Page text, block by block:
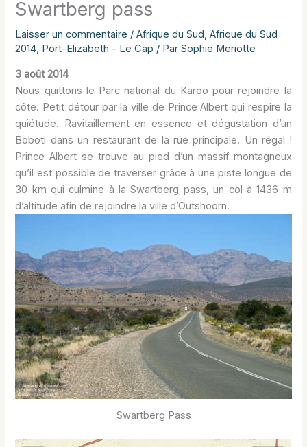
Swartberg pass
Laisser un commentaire /Afrique du Sud,Afrique du Sud
2014, Port-Elizabeth - Le Cap / ParSophie Meriotte
3 août 2014
Nous quittons le Parc national du Karoo pour rejoindre la
côte. Petit détour par la ville de Prince Albert qui respire la
quiétude. Ravitaillement en essence et dégustation d’un
Boboti dans un restaurant de la rue principale. Un régal !
Prince Albert se trouve au pied d’un massif montagneux
qu’il est possible de traverser grâce à une piste longue de
30 km qui culmine à la Swartberg pass, un col à 1436 m
d’altitude afin de rejoindre la ville d’Outshoorn.
Swartberg Pass